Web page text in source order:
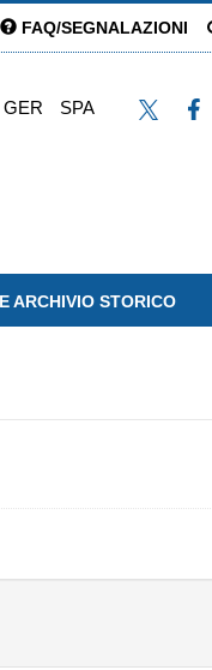
FAQ/SEGNALAZIONI
GER SPA
ARCHIVIO STORICO